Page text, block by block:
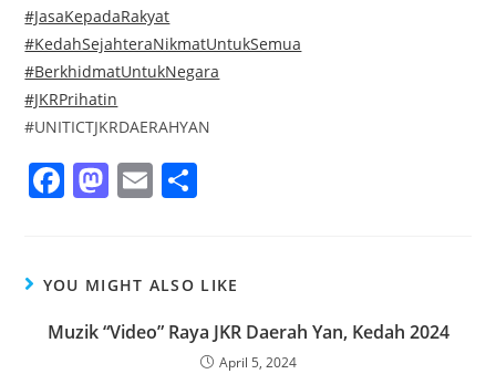
#JasaKepadaRakyat
#KedahSejahteraNikmatUntukSemua
#BerkhidmatUntukNegara
#JKRPrihatin
#UNITICTJKRDAERAHYAN
F
e
b
M
o
d
E
l e
YOU MIGHT ALSO LIKE
Muzik “Video” Raya JKR Daerah Yan, Kedah 2024
April 5, 2024